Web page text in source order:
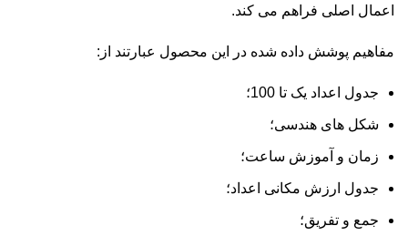
اعمال اصلی فراهم می کند.
مفاهیم پوشش داده شده در این محصول عبارتند از:
جدول اعداد یک تا 100؛
شکل های هندسی؛
زمان و آموزش‌ ساعت؛
جدول ارزش مکانی اعداد؛
جمع و تفریق؛